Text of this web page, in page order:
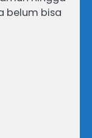
belum bisa